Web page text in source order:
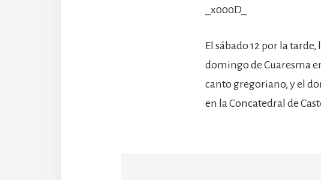
_x000D_
El sábado 12 por la
domingo de Cuaresma
canto gregoriano, y el
en la Concatedral de